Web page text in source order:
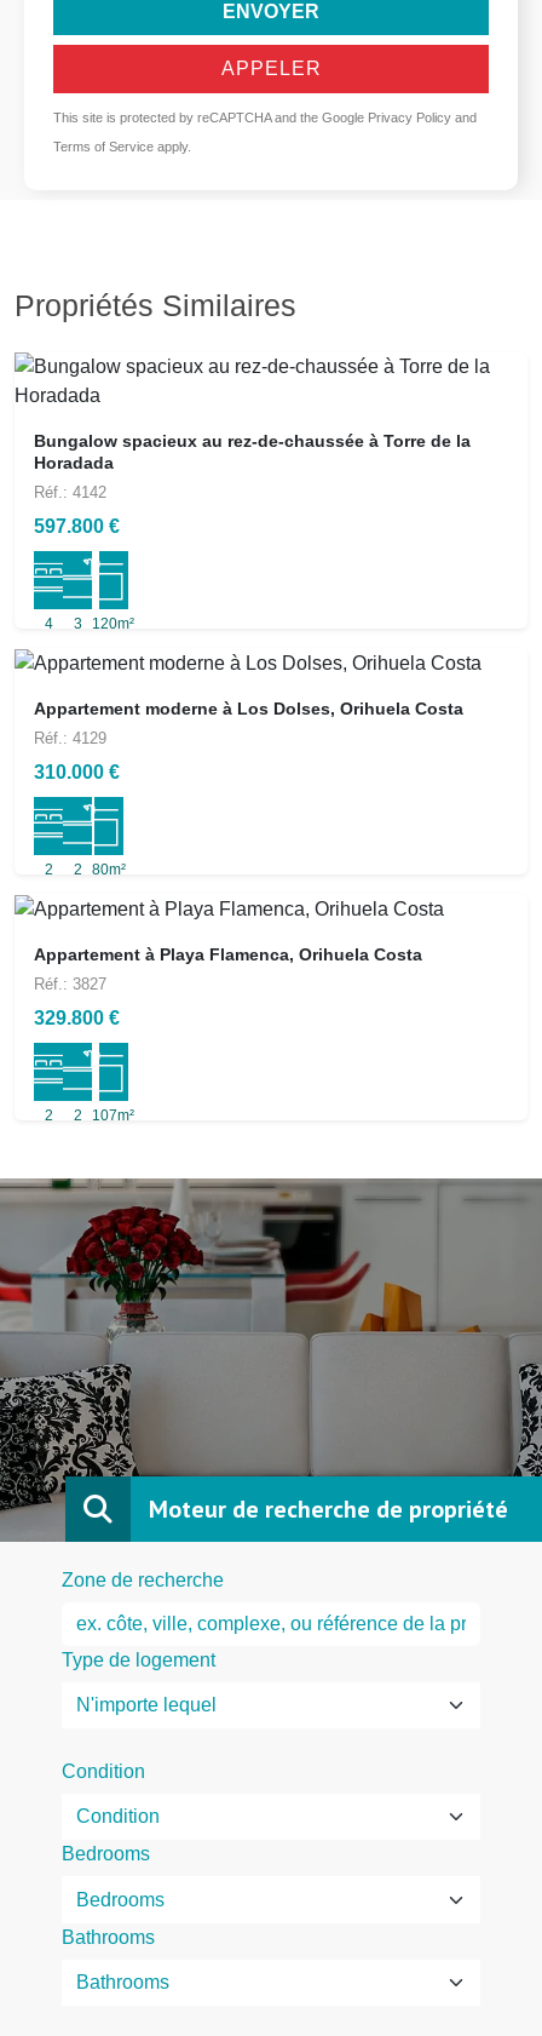
ENVOYER
APPELER
This site is protected by reCAPTCHA and the Google Privacy Policy and
Terms of Service apply.
Propriétés Similaires
Bungalow spacieux au rez-de-chaussée à Torre de la
Horadada
Réf.: 4142
597.800 €
4 3 120m²
Appartement moderne à Los Dolses, Orihuela Costa
Réf.: 4129
310.000 €
2 2 80m²
Appartement à Playa Flamenca, Orihuela Costa
Réf.: 3827
329.800 €
2 2 107m²
Moteur de recherche de propriété
Zone de recherche
Type de logement
Condition
Bedrooms
Bathrooms